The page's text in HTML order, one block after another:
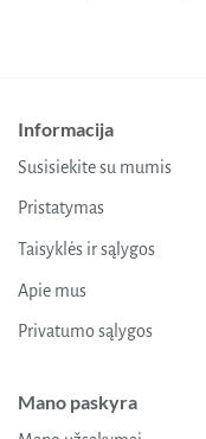
Informacija
Susisiekite su mumis
Pristatymas
Taisyklės ir sąlygos
Apie mus
Privatumo sąlygos
Mano paskyra